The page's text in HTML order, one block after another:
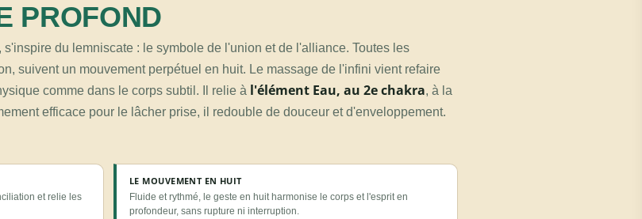
PROFOND
du lemniscate : le symbole de l'union et de l'alliance. Toutes les
suivent un mouvement perpétuel en huit. Le massage de l'infini vient refaire
comme dans le corps subtil. Il relie à l'élément Eau, au 2e chakra, à la
efficace pour le lâcher prise, il redouble de douceur et d'enveloppement.
et relie les
LE MOUVEMENT EN HUIT
Fluide et rythmé, le geste en huit harmonise le corps et l'esprit en
profondeur, sans rupture ni interruption.